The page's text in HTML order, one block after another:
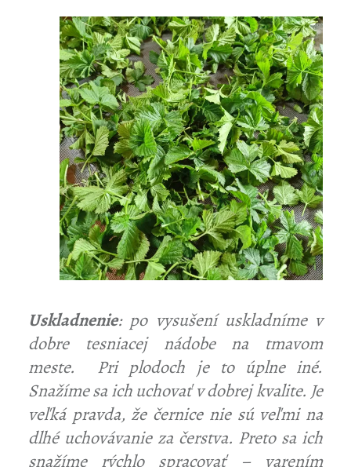
Uskladnenie: po vysušení uskladníme v
dobre tesniacej nádobe na tmavom
meste. Pri plodoch je to úplne iné.
Snažíme sa ich uchovať v dobrej kvalite. Je
veľká pravda, že černice nie sú veľmi na
dlhé uchovávanie za čerstva. Preto sa ich
snažíme rýchlo spracovať – varením